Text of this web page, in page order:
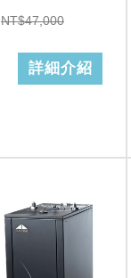
NT$47,000
詳細介紹